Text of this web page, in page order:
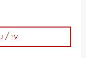
/ tv